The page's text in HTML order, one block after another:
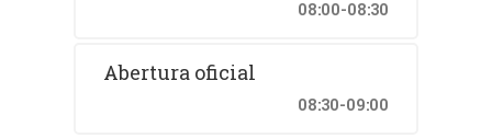
08:00-08:30
Abertura oficial
08:30-09:00